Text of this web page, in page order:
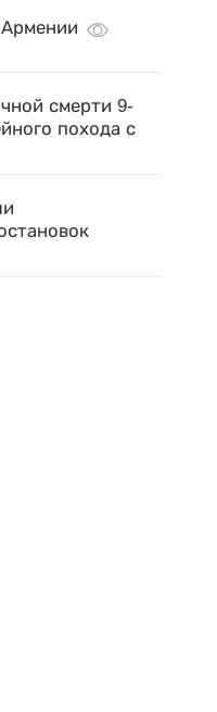
смерти 9-
похода с